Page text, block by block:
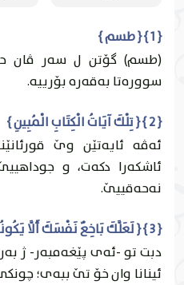
{ 1 } { طسم }
(طسم) گۆتن ل سه‌ر ڤان
سووره‌تا به‌قه‌ره‌ بۆرییه‌.
{ 2 } { تِلْكَ آيَاتُ الْكِتَابِ الْمُبِينِ }
ئه‌ڤه‌ ئايه‌تێن وێ
ئاشكه‌را دكه‌ت، و
نه‌حه‌قییێ.
{ 3 } { لَعَلَّكَ بَاخِعٌ نَفْسَكَ أَلَّا يَكُونُوا مُؤْمِنِينَ }
دبت تو -ئه‌ى پێغه‌مبه‌ر- ژ
ئينانا وان خۆ تێ ببه‌ى؛